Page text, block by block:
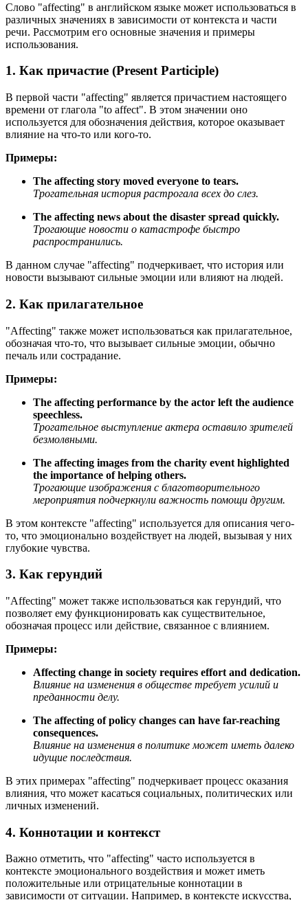
Слово "affecting" в английском языке может использоваться в
различных значениях в зависимости от контекста и части
речи. Рассмотрим его основные значения и примеры
использования.
1. Как причастие (Present Participle)
В первой части "affecting" является причастием настоящего
времени от глагола "to affect". В этом значении оно
используется для обозначения действия, которое оказывает
влияние на что-то или кого-то.
Примеры:
The affecting story moved everyone to tears.
Трогательная история растрогала всех до слез.
The affecting news about the disaster spread quickly.
Трогающие новости о катастрофе быстро
распространились.
В данном случае "affecting" подчеркивает, что история или
новости вызывают сильные эмоции или влияют на людей.
2. Как прилагательное
"Affecting" также может использоваться как прилагательное,
обозначая что-то, что вызывает сильные эмоции, обычно
печаль или сострадание.
Примеры:
The affecting performance by the actor left the audience
speechless.
Трогательное выступление актера оставило зрителей
безмолвными.
The affecting images from the charity event highlighted
the importance of helping others.
Трогающие изображения с благотворительного
мероприятия подчеркнули важность помощи другим.
В этом контексте "affecting" используется для описания чего-
то, что эмоционально воздействует на людей, вызывая у них
глубокие чувства.
3. Как герундий
"Affecting" может также использоваться как герундий, что
позволяет ему функционировать как существительное,
обозначая процесс или действие, связанное с влиянием.
Примеры:
Affecting change in society requires effort and dedication.
Влияние на изменения в обществе требует усилий и
преданности делу.
The affecting of policy changes can have far-reaching
consequences.
Влияние на изменения в политике может иметь далеко
идущие последствия.
В этих примерах "affecting" подчеркивает процесс оказания
влияния, что может касаться социальных, политических или
личных изменений.
4. Коннотации и контекст
Важно отметить, что "affecting" часто используется в
контексте эмоционального воздействия и может иметь
положительные или отрицательные коннотации в
зависимости от ситуации. Например, в контексте искусства,